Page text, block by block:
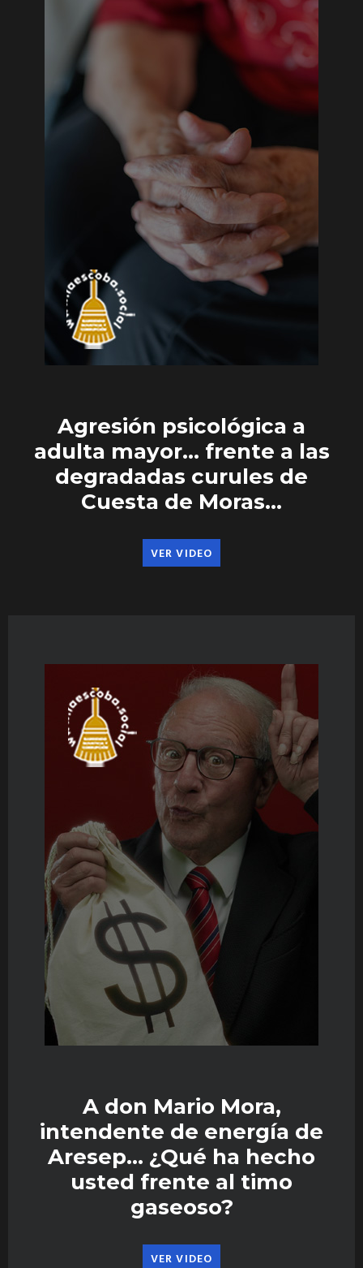
Agresión psicológica a
adulta mayor… frente a las
degradadas curules de
Cuesta de Moras…
VER VIDEO
A don Mario Mora,
intendente de energía de
Aresep… ¿Qué ha hecho
usted frente al timo
gaseoso?
VER VIDEO